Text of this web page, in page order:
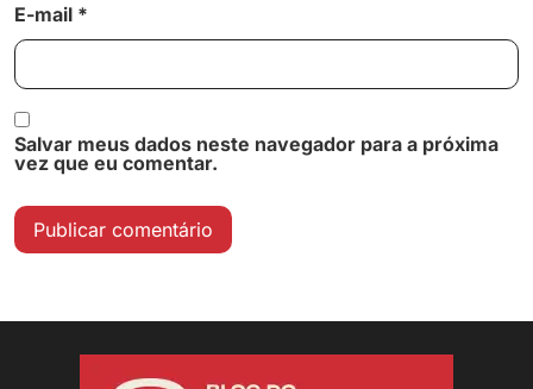
E-mail *
Salvar meus dados neste navegador para a próxima
vez que eu comentar.